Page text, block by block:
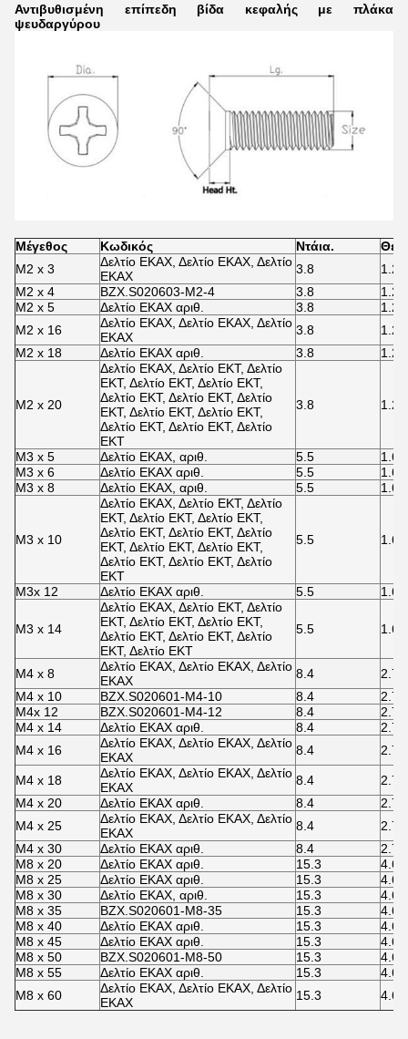
Αντιβυθισμένη επίπεδη βίδα κεφαλής με πλάκα
ψευδαργύρου
Μέγεθος Κωδικός Ντάια.
M2 x 3
Δελτίο ΕΚΑΧ, Δελτίο ΕΚΑΧ, Δελτίο
ΕΚΑΧ
3.8
1.2
M2 x 4
BZX.S020603-M2-4 3.8
1.2
M2 x 5
Δελτίο ΕΚΑΧ αριθ. 3.8
1.2
M2 x 16
Δελτίο ΕΚΑΧ, Δελτίο ΕΚΑΧ, Δελτίο
ΕΚΑΧ
3.8
1.2
M2 x 18
Δελτίο ΕΚΑΧ αριθ. 3.8 1.2
M2 x 20
Δελτίο ΕΚΑΧ, Δελτίο ΕΚΤ, Δελτίο
ΕΚΤ, Δελτίο ΕΚΤ, Δελτίο ΕΚΤ,
Δελτίο ΕΚΤ, Δελτίο ΕΚΤ, Δελτίο
ΕΚΤ, Δελτίο ΕΚΤ, Δελτίο ΕΚΤ,
Δελτίο ΕΚΤ, Δελτίο ΕΚΤ, Δελτίο
ΕΚΤ
3.8 1.2
M3 x 5 Δελτίο ΕΚΑΧ, αριθ. 5.5
1.65
M3 x 6
Δελτίο ΕΚΑΧ αριθ. 5.5
1.65
M3 x 8
Δελτίο ΕΚΑΧ, αριθ. 5.5 1.65
M3 x 10
Δελτίο ΕΚΑΧ, Δελτίο ΕΚΤ, Δελτίο
ΕΚΤ, Δελτίο ΕΚΤ, Δελτίο ΕΚΤ,
Δελτίο ΕΚΤ, Δελτίο ΕΚΤ, Δελτίο
ΕΚΤ, Δελτίο ΕΚΤ, Δελτίο ΕΚΤ,
Δελτίο ΕΚΤ, Δελτίο ΕΚΤ, Δελτίο
ΕΚΤ
5.5 1.65
M3x 12 Δελτίο ΕΚΑΧ αριθ. 5.5 1.65
M3 x 14
Δελτίο ΕΚΑΧ, Δελτίο ΕΚΤ, Δελτίο
ΕΚΤ, Δελτίο ΕΚΤ, Δελτίο ΕΚΤ,
Δελτίο ΕΚΤ, Δελτίο ΕΚΤ, Δελτίο
ΕΚΤ, Δελτίο ΕΚΤ
5.5 1.65
M4 x 8
Δελτίο ΕΚΑΧ, Δελτίο ΕΚΑΧ, Δελτίο
ΕΚΑΧ
8.4
2.7
M4 x 10
BZX.S020601-M4-10 8.4
2.7
M4x 12
ΒZX.S020601-M4-12 8.4
2.7
M4 x 14
Δελτίο ΕΚΑΧ αριθ. 8.4
2.7
M4 x 16
Δελτίο ΕΚΑΧ, Δελτίο ΕΚΑΧ, Δελτίο
ΕΚΑΧ
8.4 2.7
M4 x 18
Δελτίο ΕΚΑΧ, Δελτίο ΕΚΑΧ, Δελτίο
ΕΚΑΧ
8.4
2.7
M4 x 20
Δελτίο ΕΚΑΧ αριθ. 8.4
2.7
M4 x 25
Δελτίο ΕΚΑΧ, Δελτίο ΕΚΑΧ, Δελτίο
ΕΚΑΧ
8.4
2.7
M4 x 30
Δελτίο ΕΚΑΧ αριθ. 8.4
2.7
M8 x 20
Δελτίο ΕΚΑΧ αριθ. 15.3
4.65
M8 x 25
Δελτίο ΕΚΑΧ αριθ. 15.3
4.65
M8 x 30
Δελτίο ΕΚΑΧ, αριθ. 15.3
4.65
M8 x 35
ΒZX.S020601-M8-35 15.3
4.65
M8 x 40
Δελτίο ΕΚΑΧ αριθ. 15.3
4.65
M8 x 45
Δελτίο ΕΚΑΧ αριθ. 15.3
4.65
M8 x 50
ΒZX.S020601-M8-50 15.3
4.65
M8 x 55
Δελτίο ΕΚΑΧ αριθ. 15.3
4.65
M8 x 60
Δελτίο ΕΚΑΧ, Δελτίο ΕΚΑΧ, Δελτίο
ΕΚΑΧ
15.3 4.65